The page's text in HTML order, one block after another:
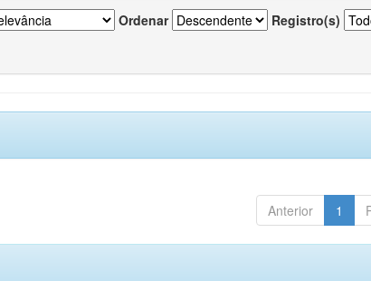
Ordenar Registro(s)
Anterior 1